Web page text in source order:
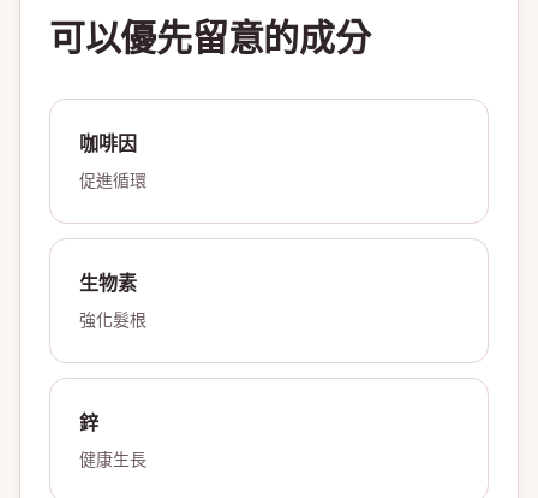
可以優先留意的成分
咖啡因
促進循環
生物素
強化髮根
鋅
健康生長